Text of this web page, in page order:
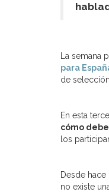
La semana
para
de selección.
En esta
cómo
los
Desde
no existe